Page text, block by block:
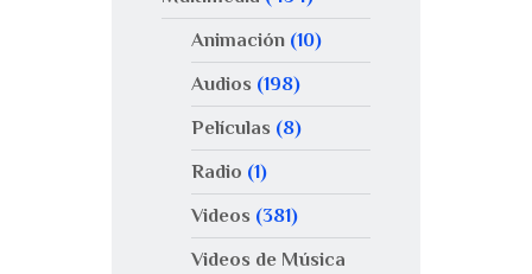
Animación(10)
Audios (198)
Películas (8)
Radio (1)
Videos (381)
Videos de Música